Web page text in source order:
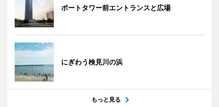
ポートタワー前エントランスと広場
にぎわう検見川の浜
もっと見る